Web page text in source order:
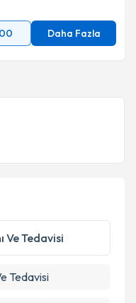
ilişkinAydınlatma
verilerimin belirtilen
ediyorum.
Gönder
Daha Fazla
Ve Tedavisi
Tedavisi